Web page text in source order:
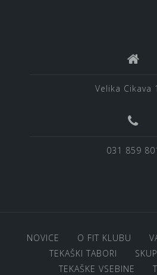
Velika Cikava
031 859
NOVICE O FIT KLUBU
TEKAŠKI TABORI
TEKAŠKE VSEBINE